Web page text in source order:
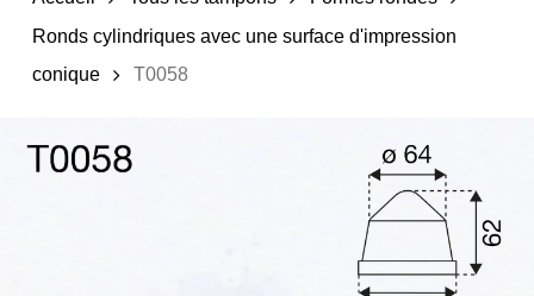
Ronds cylindriques avec une surface d'impression
conique
T0058